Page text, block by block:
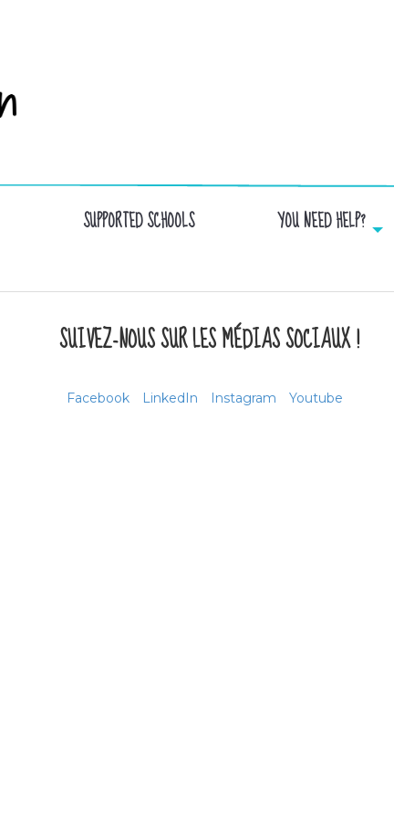
SUPPORTED SCHOOLS YOU NEED HELP?
SUIVEZ-NOUS SUR LES MÉDIAS SOCIAUX !
Facebook LinkedIn Instagram Youtube